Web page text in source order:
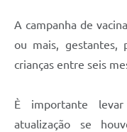
Projetos
Links
A campanha de
ou mais, gestantes,
crianças entre seis
È importante
atualização se